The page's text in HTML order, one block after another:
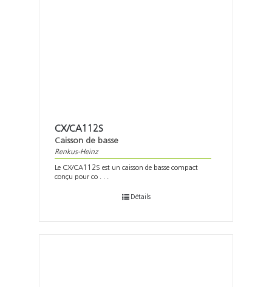
CX/CA112S
Caisson de basse
Renkus-Heinz
Le CX/CA112S est un caisson de basse compact
conçu pour co . . .
Détails